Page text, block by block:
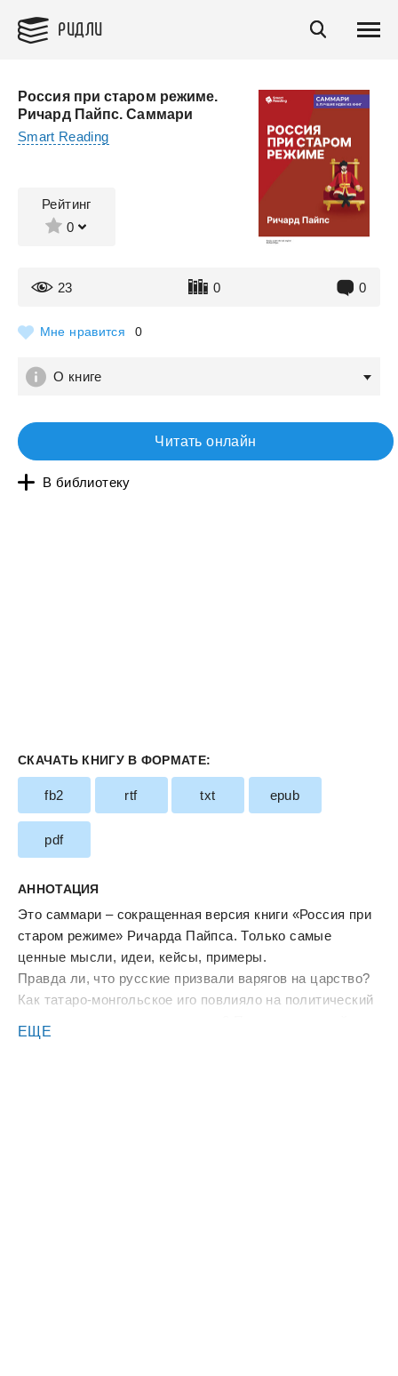
РИДЛИ
Россия при старом режиме.
Ричард Пайпс. Саммари
Smart Reading
Рейтинг
0
23 0 0
Мне нравится 0
О книге
Читать онлайн
В библиотеку
СКАЧАТЬ КНИГУ В ФОРМАТЕ:
fb2 rtf txt epub
pdf
АННОТАЦИЯ
Это саммари – сокращенная версия книги «Россия при
старом режиме» Ричарда Пайпса. Только самые
ценные мысли, идеи, кейсы, примеры.
Правда ли, что русские призвали варягов на царство?
Как татаро-монгольское иго повлияло на политический
России стала Москва, а не Новгород? Чем на самом
ЕЩЕ